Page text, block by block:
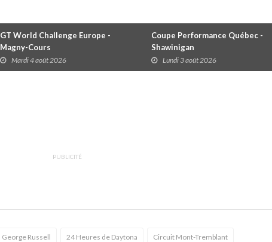
GT World Challenge Europe -
Magny-Cours
Mardi 4 août 2026
Coupe Performance Québec -
Shawinigan
Lundi 3 août 2026
PUBLICITÉ
George Russell 24 Heures de Daytona Circuit Mont-Tremblant